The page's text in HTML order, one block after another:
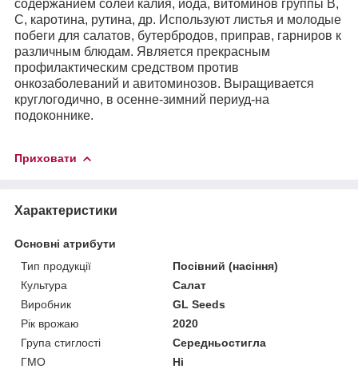
содержанием солей калия, йода, витоминов группы В,
С, каротина, рутина, др. Используют листья и молодые
побеги для салатов, бутербродов, приправ, гарниров к
различным блюдам. Является прекрасным
профилактическим средством против
онкозаболеваний и авитоминозов. Выращивается
круглогодично, в осенне-зимний периуд-на
подоконнике.
Приховати
Характеристики
Основні атрибути
Тип продукції
Посівний (насіння)
Культура
Салат
Виробник
GL Seeds
Рік врожаю
2020
Група стиглості
Середньостигла
ГМО
Ні